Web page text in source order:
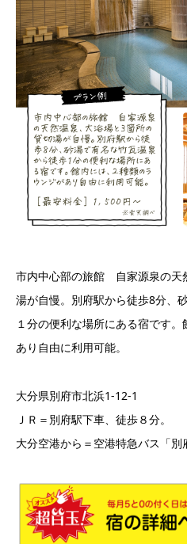
市内中心部の旅館 自家源泉の天
湯が自慢。別府駅から徒歩8分、
１分の便利な場所にある宿です
あり自由に利用可能。
大分県別府市北浜1-12-1
ＪＲ＝別府駅下車、徒歩８分。
大分空港から＝空港特急バス「別